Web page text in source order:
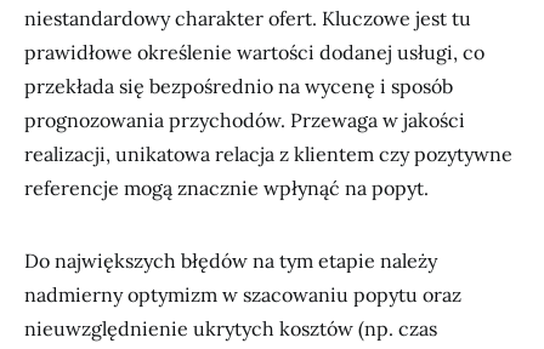
niestandardowy charakter ofert. Kluczowe jest tu
prawidłowe określenie wartości dodanej usługi, co
przekłada się bezpośrednio na wycenę i sposób
prognozowania przychodów. Przewaga w jakości
realizacji, unikatowa relacja z klientem czy pozytywne
referencje mogą znacznie wpłynąć na popyt.
Do największych błędów na tym etapie należy
nadmierny optymizm w szacowaniu popytu oraz
nieuwzględnienie ukrytych kosztów (np. czas